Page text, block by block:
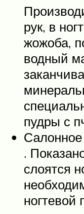
рук, в
жожоба,
водный
пудры с
Салонное
.
слоятся
ногтевой